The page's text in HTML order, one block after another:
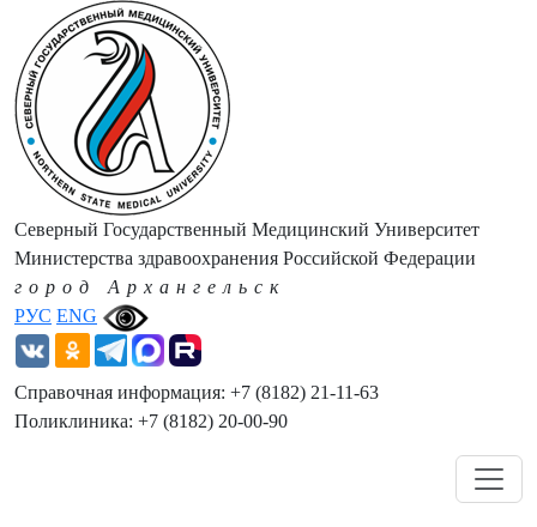
РУС ENG
Северный Государственный Медицинский Университет
Министерства здравоохранения Российской Федерации
город Архангельск
Справочная информация: +7 (8182) 21-11-63
Поликлиника: +7 (8182) 20-00-90